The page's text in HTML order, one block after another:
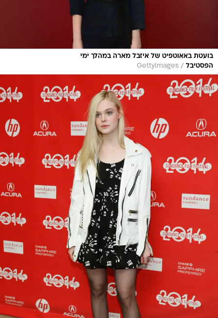
בועטת באאוטפיט של איזבל מארה במהלך ימי
הפסטיבל /
GettyImages